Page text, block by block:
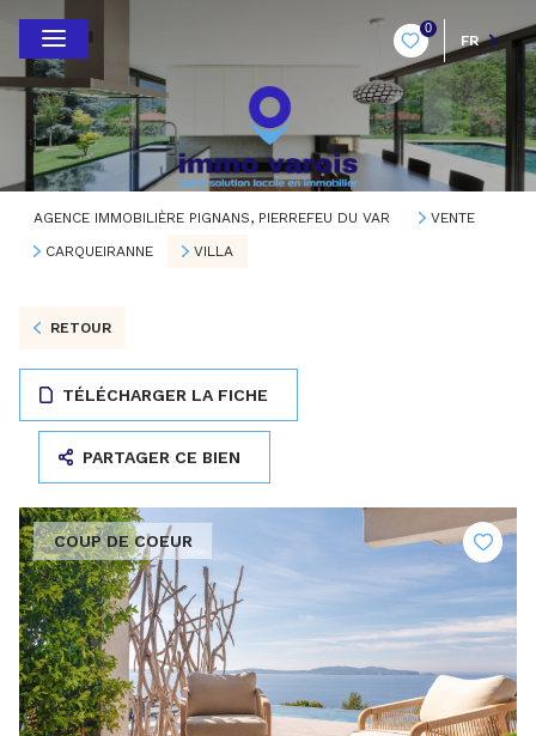
0
FR
AGENCE IMMOBILIÈRE PIGNANS, PIERREFEU DU VAR
VENTE
CARQUEIRANNE
VILLA
RETOUR
TÉLÉCHARGER LA FICHE
PARTAGER CE BIEN
COUP DE COEUR